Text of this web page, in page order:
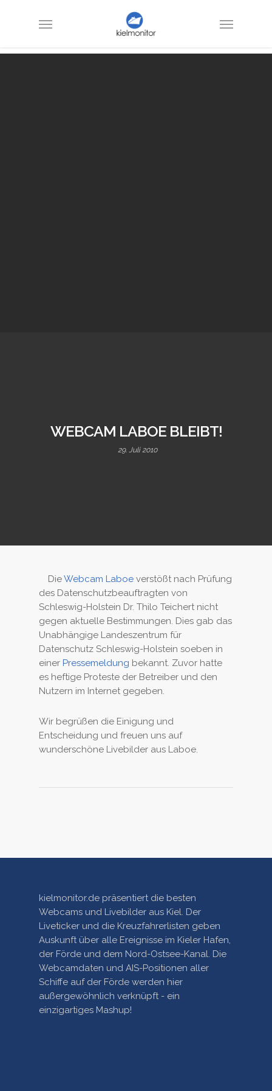
WEBCAM LABOE BLEIBT!
29. Juli 2010
DieWebcam Laboe verstößt nach Prüfung
des Datenschutzbeauftragten von
Schleswig-Holstein Dr. Thilo Teichert nicht
gegen aktuelle Bestimmungen. Dies gab das
Unabhängige Landeszentrum für
Datenschutz Schleswig-Holstein soeben in
einer Pressemeldung bekannt. Zuvor hatte
es heftige Proteste der Betreiber und den
Nutzern im Internet gegeben.
Wir begrüßen die Einigung und
Entscheidung und freuen uns auf
wunderschöne Livebilder aus Laboe.
kielmonitor.de präsentiert die besten
Webcams und Livebilder aus Kiel. Der
Liveticker und die Kreuzfahrerlisten geben
Auskunft über alle Ereignisse im Kieler Hafen,
der Förde und dem Nord-Ostsee-Kanal. Die
Webcamdaten und AIS-Positionen aller
Schiffe auf der Förde werden hier
außergewöhnlich verknüpft - ein
einzigartiges Mashup!